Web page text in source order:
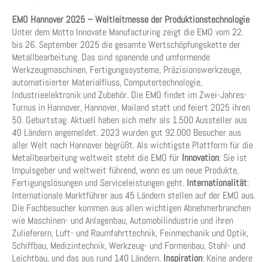
EMO Hannover 2025 – Weltleitmesse der Produktionstechnologie
Unter dem Motto Innovate Manufacturing zeigt die EMO vom 22.
bis 26. September 2025 die gesamte Wertschöpfungskette der
Metallbearbeitung. Das sind spanende und umformende
Werkzeugmaschinen, Fertigungssysteme, Präzisionswerkzeuge,
automatisierter Materialfluss, Computertechnologie,
Industrieelektronik und Zubehör. Die EMO findet im Zwei-Jahres-
Turnus in Hannover, Hannover, Mailand statt und feiert 2025 ihren
50. Geburtstag. Aktuell haben sich mehr als 1.500 Aussteller aus
40 Ländern angemeldet. 2023 wurden gut 92.000 Besucher aus
aller Welt nach Hannover begrüßt. Als wichtigste Plattform für die
Metallbearbeitung weltweit steht die EMO für Innovation: Sie ist
Impulsgeber und weltweit führend, wenn es um neue Produkte,
Fertigungslösungen und Serviceleistungen geht. Internationalität:
Internationale Marktführer aus 45 Ländern stellen auf der EMO aus.
Die Fachbesucher kommen aus allen wichtigen Abnehmerbranchen
wie Maschinen- und Anlagenbau, Automobilindustrie und ihren
Zulieferern, Luft- und Raumfahrttechnik, Feinmechanik und Optik,
Schiffbau, Medizintechnik, Werkzeug- und Formenbau, Stahl- und
Leichtbau, und das aus rund 140 Ländern. Inspiration: Keine andere